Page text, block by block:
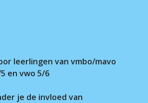
leerlingen van vmbo/mavo
en vwo 5/6
je de invloed van